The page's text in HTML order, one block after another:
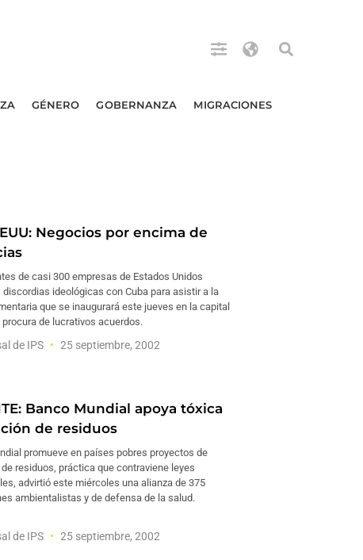
GÉNERO GOBERNANZA MIGRACIONES
Negocios por encima de
de casi 300 empresas de Estados Unidos
discordias ideológicas con Cuba para asistir a la
que se inaugurará este jueves en la capital
procura de lucrativos acuerdos.
de IPS 25 septiembre, 2002
Banco Mundial apoya tóxica
de residuos
promueve en países pobres proyectos de
residuos, práctica que contraviene leyes
advirtió este miércoles una alianza de 375
ambientalistas y de defensa de la salud.
de IPS 25 septiembre, 2002